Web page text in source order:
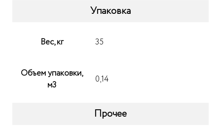
Упаковка
Вес, кг 35
Объем упаковки,
м3
0,14
Прочее